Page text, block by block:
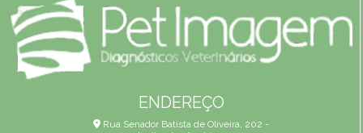
ENDEREÇO
Rua Senador Batista de Oliveira, 202 -